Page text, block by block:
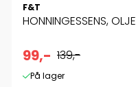
F&T
HONNINGESSENS, OLJE
99,- 139,-
På lager